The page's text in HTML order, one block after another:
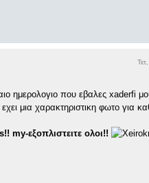
ημερολογιο που εβαλες xaderfi
μια χαρακτηριστικη φωτο για
my-εξοπλιστειτε ολοι!!